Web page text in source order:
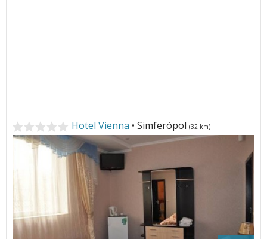
Hotel Vienna • Simferópol (32 km)